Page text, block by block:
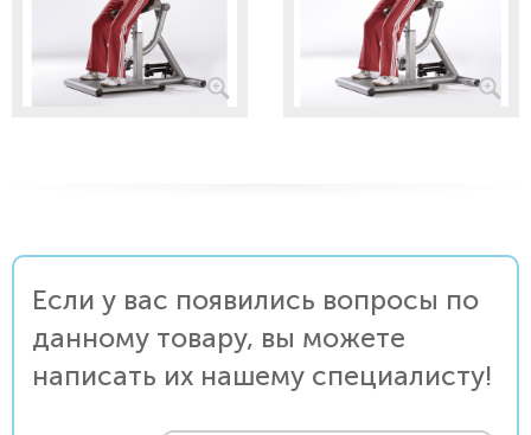
Если у вас появились вопросы по
данному товару, вы можете
написать их нашему специалисту!